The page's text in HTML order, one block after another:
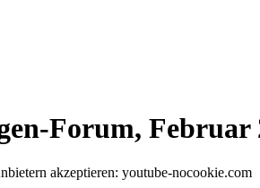
Forum, Februar
akzeptieren: youtube-nocookie.com